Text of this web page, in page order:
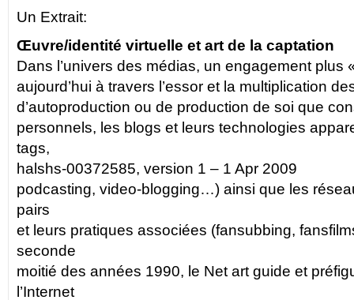
Un Extrait:
Œuvre/identité virtuelle et art de la captation
Dans l’univers des médias, un engagement plus
aujourd’hui à travers l’essor et la multiplication
d’autoproduction ou de production de soi que
personnels, les blogs et leurs technologies
tags,
halshs-00372585, version 1 – 1 Apr 2009
podcasting, video-blogging…) ainsi que les
pairs
et leurs pratiques associées (fansubbing,
seconde
moitié des années 1990, le Net art guide et
l’Internet